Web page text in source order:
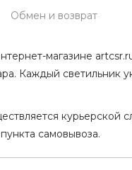
Обмен и возврат
магазине
Каждый светильник
курьерской
самовывоза.